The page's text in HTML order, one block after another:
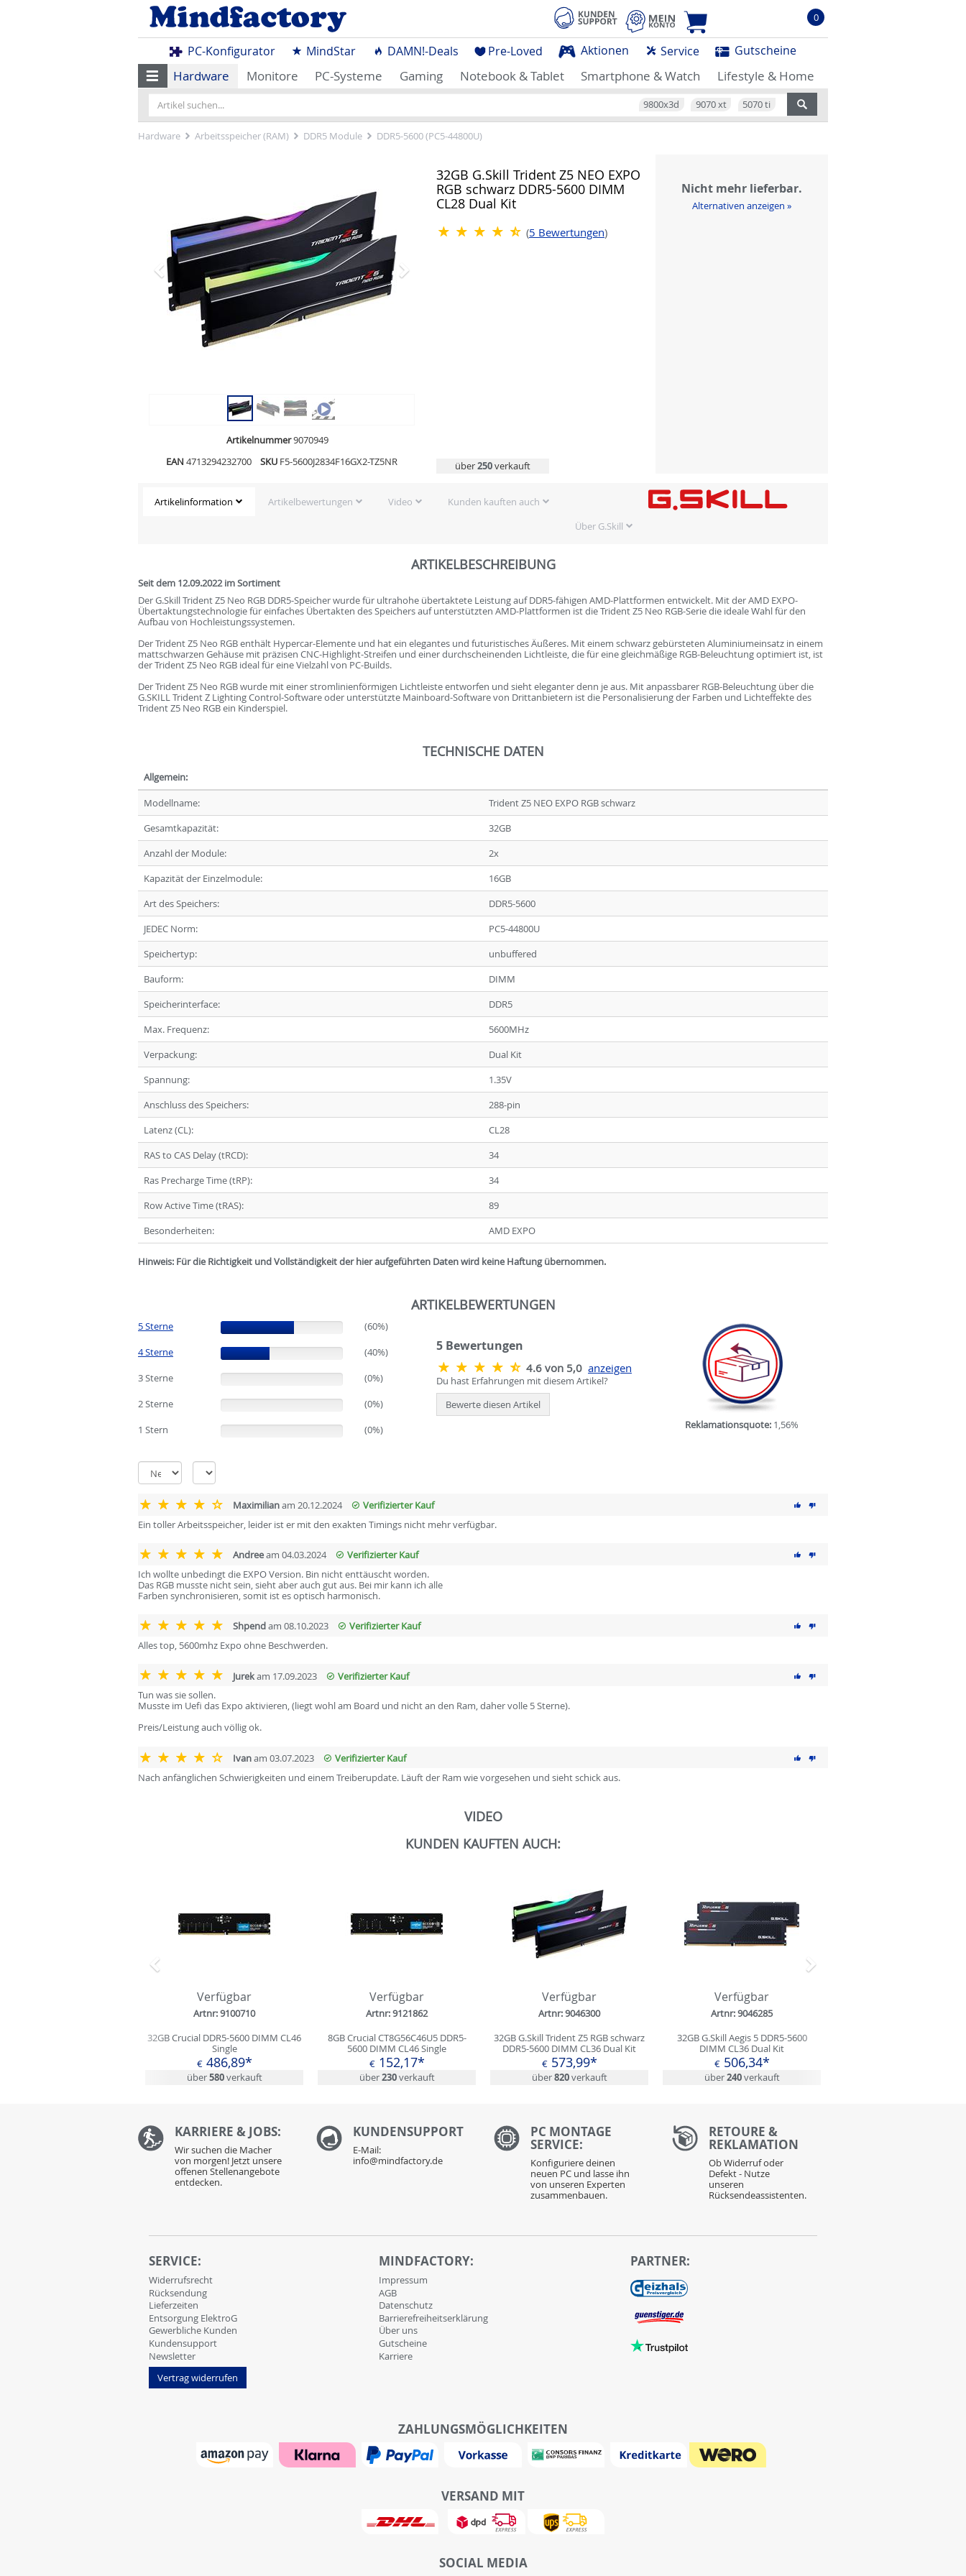
0
PC-Konfigurator MindStar DAMN!-Deals Pre-Loved Aktionen Service Gutscheine
Hardware Monitore PC-Systeme Gaming Notebook & Tablet Smartphone & Watch Lifestyle & Home
9800x3d 9070 xt 5070 ti
Hardware Arbeitsspeicher (RAM) DDR5 Module DDR5-5600 (PC5-44800U)
Artikelnummer9070949
EAN 4713294232700 SKU F5-5600J2834F16GX2-TZ5NR
32GB G.Skill Trident Z5 NEO EXPO
RGB schwarz DDR5-5600 DIMM
CL28 Dual Kit
(5 Bewertungen)
über250verkauft
Nicht mehr lieferbar.
Alternativen anzeigen »
Artikelinformation Artikelbewertungen Video
Kunden kauften auch
Über G.Skill
ARTIKELBESCHREIBUNG
Seit dem 12.09.2022 im Sortiment
Der G.Skill Trident Z5 Neo RGB DDR5-Speicher wurde für ultrahohe übertaktete Leistung auf DDR5-fähigen AMD-Plattformen entwickelt. Mit der AMD EXPO-
Übertaktungstechnologie für einfaches Übertakten des Speichers auf unterstützten AMD-Plattformen ist die Trident Z5 Neo RGB-Serie die ideale Wahl für den
Aufbau von Hochleistungssystemen.
Der Trident Z5 Neo RGB enthält Hypercar-Elemente und hat ein elegantes und futuristisches Äußeres. Mit einem schwarz gebürsteten Aluminiumeinsatz in einem
mattschwarzen Gehäuse mit präzisen CNC-Highlight-Streifen und einer durchscheinenden Lichtleiste, die für eine gleichmäßige RGB-Beleuchtung optimiert ist, ist
der Trident Z5 Neo RGB ideal für eine Vielzahl von PC-Builds.
Der Trident Z5 Neo RGB wurde mit einer stromlinienförmigen Lichtleiste entworfen und sieht eleganter denn je aus. Mit anpassbarer RGB-Beleuchtung über die
G.SKILL Trident Z Lighting Control-Software oder unterstützte Mainboard-Software von Drittanbietern ist die Personalisierung der Farben und Lichteffekte des
Trident Z5 Neo RGB ein Kinderspiel.
TECHNISCHE DATEN
Allgemein:
Modellname:
Trident Z5 NEO EXPO RGB schwarz
Gesamtkapazität:
32GB
Anzahl der Module:
2x
Kapazität der Einzelmodule:
16GB
Art des Speichers:
DDR5-5600
JEDEC Norm:
PC5-44800U
Speichertyp:
unbuffered
Bauform:
DIMM
Speicherinterface:
DDR5
Max. Frequenz:
5600MHz
Verpackung:
Dual Kit
Spannung:
1.35V
Anschluss des Speichers:
288-pin
Latenz (CL):
CL28
RAS to CAS Delay (tRCD):
34
Ras Precharge Time (tRP):
34
Row Active Time (tRAS):
89
Besonderheiten:
AMD EXPO
Hinweis: Für die Richtigkeit und Vollständigkeit der hier aufgeführten Daten wird keine Haftung übernommen.
ARTIKELBEWERTUNGEN
5 Sterne (60%)
(60%)
4 Sterne
(40%)
(40%)
3 Sterne
(0%)
2 Sterne
(0%)
1 Stern
(0%)
5 Bewertungen
4.6 von 5,0 anzeigen
Du hast Erfahrungen mit diesem Artikel?
Bewerte diesen Artikel
Reklamationsquote:1,56%
Maximilianam 20.12.2024
Verifizierter Kauf
Ein toller Arbeitsspeicher, leider ist er mit den exakten Timings nicht mehr verfügbar.
Andreeam 04.03.2024
Verifizierter Kauf
Ich wollte unbedingt die EXPO Version. Bin nicht enttäuscht worden.
Das RGB musste nicht sein, sieht aber auch gut aus. Bei mir kann ich alle
Farben synchronisieren, somit ist es optisch harmonisch.
Shpendam 08.10.2023
Verifizierter Kauf
Alles top, 5600mhz Expo ohne Beschwerden.
Jurekam 17.09.2023
Verifizierter Kauf
Tun was sie sollen.
Musste im Uefi das Expo aktivieren, (liegt wohl am Board und nicht an den Ram, daher volle 5 Sterne).
Preis/Leistung auch völlig ok.
Ivanam 03.07.2023
Verifizierter Kauf
Nach anfänglichen Schwierigkeiten und einem Treiberupdate. Läuft der Ram wie vorgesehen und sieht schick aus.
VIDEO
KUNDEN KAUFTEN AUCH:
Verfügbar
Artnr: 9100710
32GB Crucial DDR5-5600 DIMM CL46
Single
€486,89*
über580verkauft
Verfügbar
Artnr: 9121862
8GB Crucial CT8G56C46U5 DDR5-
5600 DIMM CL46 Single
€152,17*
über230verkauft
Verfügbar
Artnr: 9046300
32GB G.Skill Trident Z5 RGB schwarz
DDR5-5600 DIMM CL36 Dual Kit
€573,99*
über820verkauft
Verfügbar
Artnr: 9046285
32GB G.Skill Aegis 5 DDR5-5600
DIMM CL36 Dual Kit
€506,34*
über240verkauft
Zurück Nächstes
KARRIERE & JOBS:
Wir suchen die Macher
von morgen! Jetzt unsere
offenen Stellenangebote
entdecken.
KUNDENSUPPORT
E-Mail:
info@mindfactory.de
PC MONTAGE
SERVICE:
Konfiguriere deinen
neuen PC und lasse ihn
von unseren Experten
zusammenbauen.
RETOURE &
REKLAMATION
Ob Widerruf oder
Defekt - Nutze
unseren
Rücksendeassistenten.
SERVICE:
Widerrufsrecht
Rücksendung
Lieferzeiten
Entsorgung ElektroG
Gewerbliche Kunden
Kundensupport
Newsletter
Vertrag widerrufen
MINDFACTORY:
Impressum
AGB
Datenschutz
Barrierefreiheitserklärung
Über uns
Gutscheine
Karriere
PARTNER:
ZAHLUNGSMÖGLICHKEITEN
VERSAND MIT
SOCIAL MEDIA